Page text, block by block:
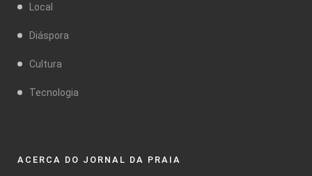
Local
Diáspora
Cultura
Tecnologia
ACERCA DO JORNAL DA PRAIA